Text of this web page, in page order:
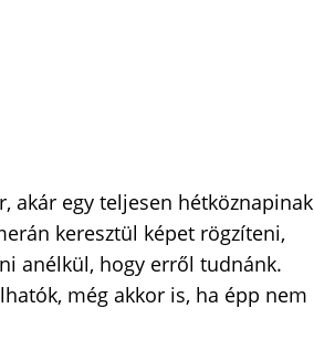
akár egy teljesen hétköznapinak
keresztül képet rögzíteni,
anélkül, hogy erről tudnánk.
még akkor is, ha épp nem